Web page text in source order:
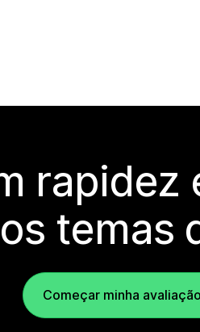
rapidez
temas
Começar minha